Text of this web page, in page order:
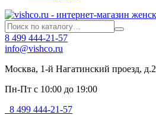
8 499 444-21-57
info@vishco.ru
Москва, 1-й Нагатинский проезд, д.2
Пн-Пт с 10:00 до 19:00
8 499 444-21-57